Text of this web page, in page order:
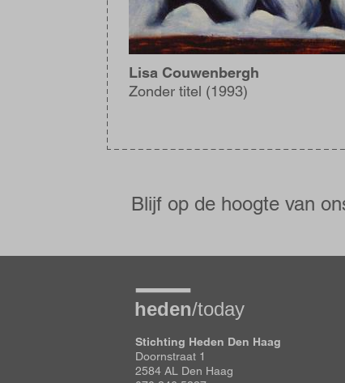
Lisa Couwenbergh
Zonder titel (1993)
de
hoogte
Blijf op de hoogte van
Stichting Heden Den Haag
Doornstraat 1
2584 AL Den Haag